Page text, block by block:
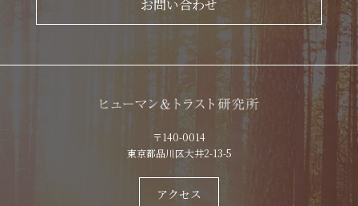
お問い合わせ
〒140-0014
東京都品川区大井2-13-5
アクセス